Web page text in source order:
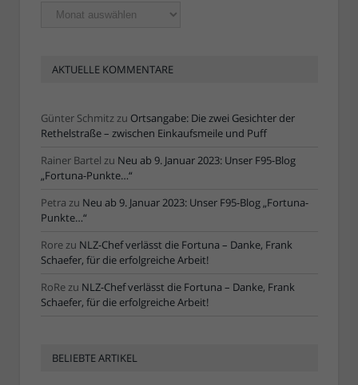
Ältere
Artikel
AKTUELLE KOMMENTARE
Günter Schmitzzu Ortsangabe: Die zwei Gesichter der
Rethelstraße – zwischen Einkaufsmeile und Puff
Rainer Bartel zu Neu ab 9. Januar 2023: Unser F95-Blog
„Fortuna-Punkte…“
Petra zu Neu ab 9. Januar 2023: Unser F95-Blog „Fortuna-
Punkte…“
Rorezu NLZ-Chef verlässt die Fortuna – Danke, Frank
Schaefer, für die erfolgreiche Arbeit!
RoRezu NLZ-Chef verlässt die Fortuna – Danke, Frank
Schaefer, für die erfolgreiche Arbeit!
BELIEBTE ARTIKEL